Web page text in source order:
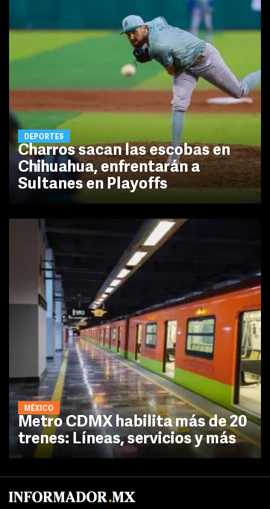
DEPORTES
Charros sacan las escobas en
Chihuahua, enfrentarán a
Sultanes en Playoffs
MÉXICO
Metro CDMX habilita más de 20
trenes: Líneas, servicios y más